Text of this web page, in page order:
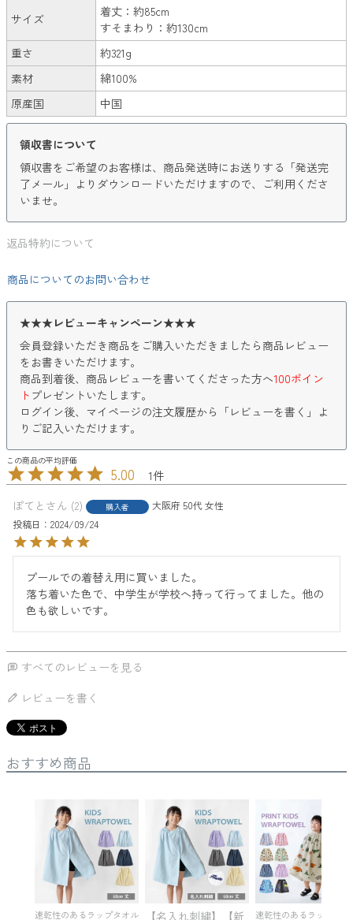
サイズ
着丈：約85cm
すそまわり：約130cm
重さ
約321g
素材
綿100%
原産国
中国
領収書について
領収書をご希望のお客様は、商品発送時にお送りする「発送完
了メール」よりダウンロードいただけますので、ご利用くださ
いませ。
返品特約について
商品についてのお問い合わせ
★★★レビューキャンペーン★★★
会員登録いただき商品をご購入いただきましたら商品レビュー
をお書きいただけます。
商品到着後、商品レビューを書いてくださった方へ100ポイン
ト プレゼントいたします。
ログイン後、マイページの注文履歴から「レビューを書く」よ
りご記入いただけます。
5.00
1
ぽてと
2 購入者 大阪府 50代女性
投稿日
2024/09/24
プールでの着替え用に買いました。
落ち着いた色で、中学生が学校へ持って行ってました。他の
色も欲しいです。
すべてのレビューを見る
レビューを書く
おすすめ商品
速乾性のあるラップタオル
【名入れ刺繍】【新
速乾性のあるラップタオ